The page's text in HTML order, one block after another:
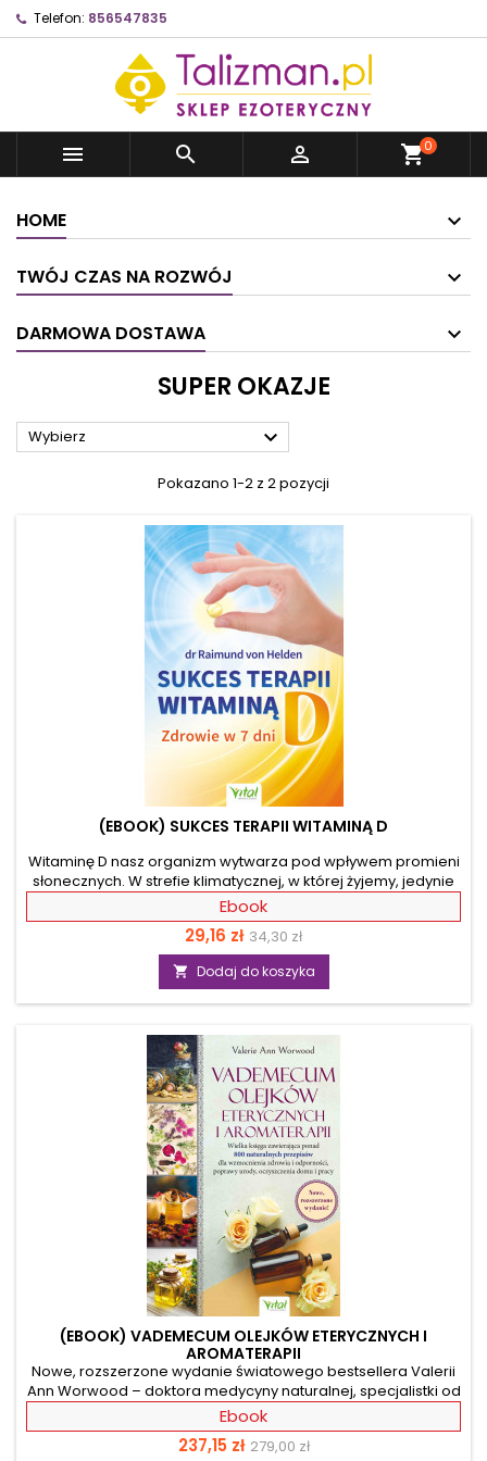
Telefon: 856547835
   shopping_cart0
HOME
TWÓJ CZAS NA ROZWÓJ
DARMOWA DOSTAWA
SUPER OKAZJE
Wybierz 
Pokazano 1-2 z 2 pozycji
(EBOOK) SUKCES TERAPII WITAMINĄ D
Witaminę D nasz organizm wytwarza pod wpływem promieni
słonecznych. W strefie klimatycznej, w której żyjemy, jedynie
latem możemy naturalnie uzupełnić tę witaminę w
organizmie, dlatego wszyscy jesteśmy narażeni na jej
niedobór. Może się on objawiać chronicznym zmęczeniem,
osłabieniem i bólem głowy. Niedobór utrzymujący się dłuższy
czas, podnosi ryzyko pojawienia się nadciśnienia, cukrzycy,
osteoporozy, a nawet raka. Autor jest lekarzem i podczas
Ebook
Cena
29,16 zł Cena
podstawowa
34,30 zł
 Dodaj do koszyka
(EBOOK) VADEMECUM OLEJKÓW ETERYCZNYCH I
AROMATERAPII
Nowe, rozszerzone wydanie światowego bestsellera Valerii
Ann Worwood – doktora medycyny naturalnej, specjalistki od
terapii naturalnych, olejków eterycznych i aromaterapii
nareszcie dostępne na rynku! Wykorzystaj jeden z ponad 800
sprawdzonych przepisów na zdrowie, urodę, pielęgnację
Ebook
Cena
237,15 zł Cena
279,00 zł